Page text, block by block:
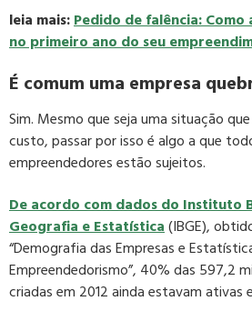
leia mais:Pedido de falência:
no primeiro ano do seu
É comum uma empresa
Sim. Mesmo que seja uma situação
custo, passar por isso é algo a que
empreendedores estão sujeitos.
De acordo com dados do Instituto
Geografia e Estatística(IBGE),
“Demografia das Empresas e
Empreendedorismo”, 40% das 597,2
criadas em 2012 ainda estavam ativas